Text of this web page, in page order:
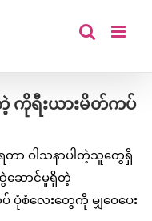
ကိုရီးယားမိတ်ကပ်
ရတာ ဝါသနာပါတဲ့သူတွေရှိ
ဆောင်မှုရှိတဲ့
စံလေးတွေကို မျှဝေပေး